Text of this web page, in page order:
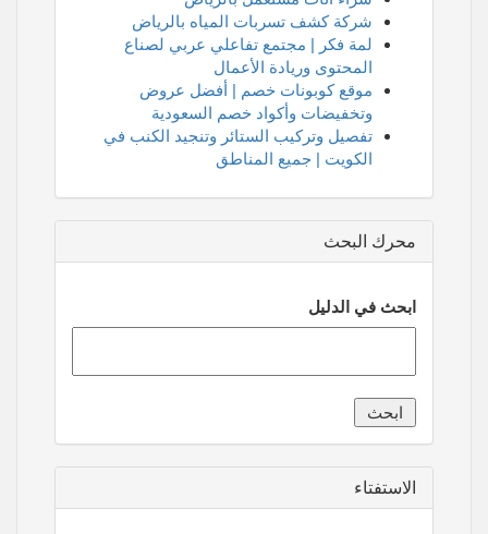
شركة كشف تسربات المياه بالرياض
لمة فكر | مجتمع تفاعلي عربي لصناع
المحتوى وريادة الأعمال
موقع كوبونات خصم | أفضل عروض
وتخفيضات وأكواد خصم السعودية
تفصيل وتركيب الستائر وتنجيد الكنب في
الكويت | جميع المناطق
محرك البحث
ابحث في الدليل
الاستفتاء